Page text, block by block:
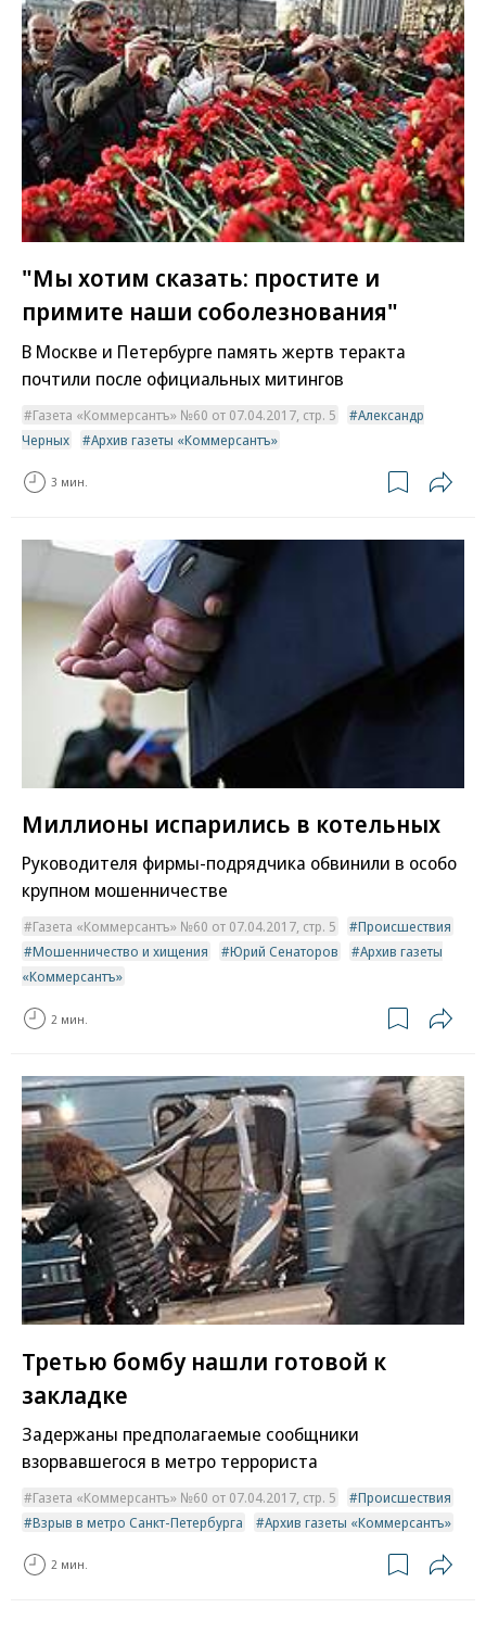
"Мы хотим сказать: простите и
примите наши соболезнования"
В Москве и Петербурге память жертв теракта
почтили после официальных митингов
Газета «Коммерсантъ» №60 от 07.04.2017, стр. 5
Александр
Черных
Архив газеты «Коммерсантъ»
3 мин.
Миллионы испарились в котельных
Руководителя фирмы-подрядчика обвинили в особо
крупном мошенничестве
Газета «Коммерсантъ» №60 от 07.04.2017, стр. 5
Происшествия
Мошенничество и хищения
Юрий Сенаторов
Архив газеты
«Коммерсантъ»
2 мин.
Третью бомбу нашли готовой к
закладке
Задержаны предполагаемые сообщники
взорвавшегося в метро террориста
Газета «Коммерсантъ» №60 от 07.04.2017, стр. 5
Происшествия
Взрыв в метро Санкт-Петербурга
Архив газеты «Коммерсантъ»
2 мин.